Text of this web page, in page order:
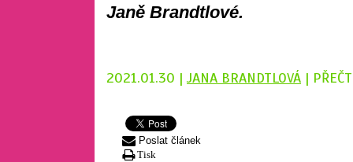
Janě Brandtlové.
2021.01.30 | JANA BRANDTLOVÁ |
Poslat článek
Tisk